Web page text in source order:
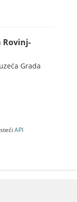
Rovinj-
Grada
API